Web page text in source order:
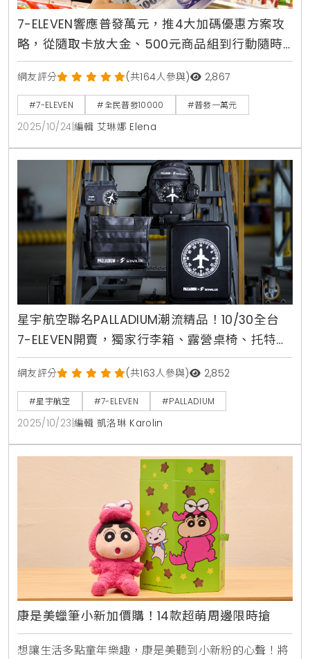
7-ELEVEN響應普發萬元，推4大加碼優惠方案攻
略，從隨取卡放大金、500元商品組到行動隨時
取囤貨一篇看懂
網友評分 (共164人參與) 2,867
#7-ELEVEN #全民普發10000 #普發一萬元
2025/10/24 編輯 艾琳娜 Elena
星宇航空聯名PALLADIUM潮流精品！10/30全台
7-ELEVEN開賣，獨家行李箱、露營桌椅、托特包
系列快閃購資訊整理
網友評分 (共163人參與) 2,852
#星宇航空 #7-ELEVEN #PALLADIUM
2025/10/23 編輯 凱洛琳 Karolin
康是美蠟筆小新加價購！14款超萌周邊限時搶
想讓生活多點童年樂趣，康是美聽到小新粉的心聲！將